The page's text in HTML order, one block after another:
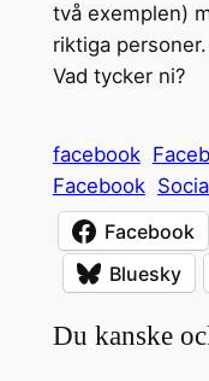
två exemplen)
riktiga personer.
Vad tycker ni?
facebook
Facebook
Facebook
Bluesky
Du kanske